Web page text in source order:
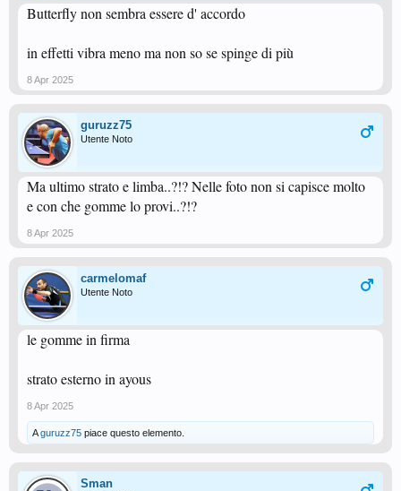
Butterfly non sembra essere d' accordo
in effetti vibra meno ma non so se spinge di più
8 Apr 2025
guruzz75
Utente Noto
Ma ultimo strato e limba..?!? Nelle foto non si capisce molto
e con che gomme lo provi..?!?
8 Apr 2025
carmelomaf
Utente Noto
le gomme in firma
strato esterno in ayous
8 Apr 2025
Aguruzz75 piace questo elemento.
Sman